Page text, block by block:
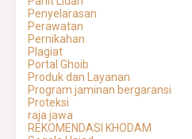
Penyelarasan
Perawatan
Pernikahan
Plagiat
Portal Ghoib
Produk dan Layanan
Program jaminan bergaransi
Proteksi
raja jawa
REKOMENDASI KHODAM